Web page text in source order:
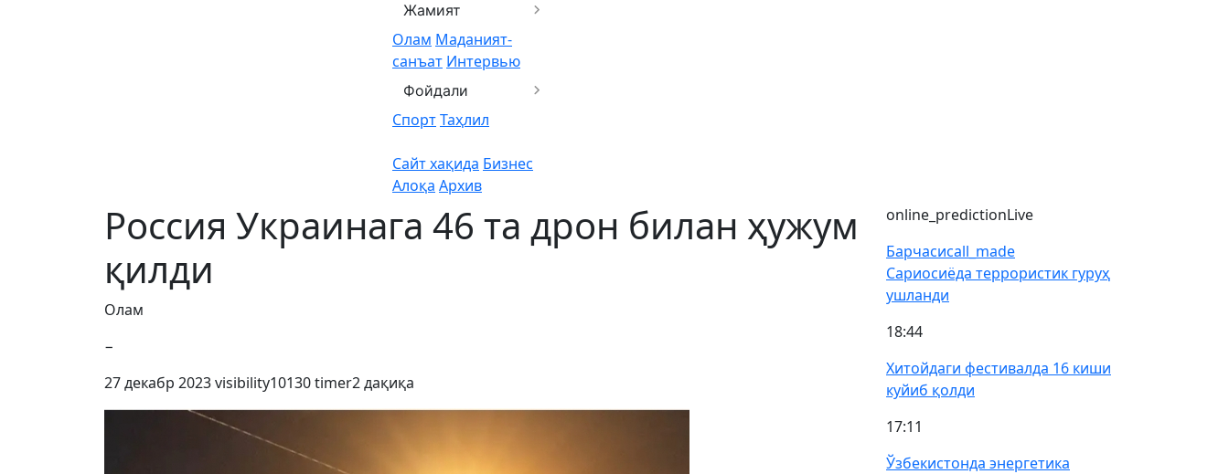
Жамият
Олам Маданият-
санъат Интервью
Фойдали
СпортТаҳлил
Сайт хақида Бизнес
Алоқа Архив
Россия Украинага 46 та дрон билан ҳужум
қилди
Олам
−
27 декабр 2023visibility10130timer2 дақиқа
online_predictionLive
Барчасиcall_made
Сариосиёда террористик гуруҳ
ушланди
18:44
Хитойдаги фестивалда 16 киши
куйиб қолди
17:11
Ўзбекистонда энергетика